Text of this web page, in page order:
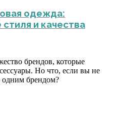
одежда:
и качества
брендов, которые
Но что, если вы не
одним брендом?